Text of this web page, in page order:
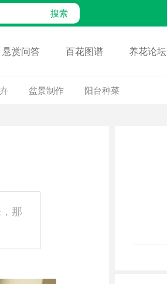
悬赏问答 百花图谱 养花论坛
盆景制作 阳台种菜
那